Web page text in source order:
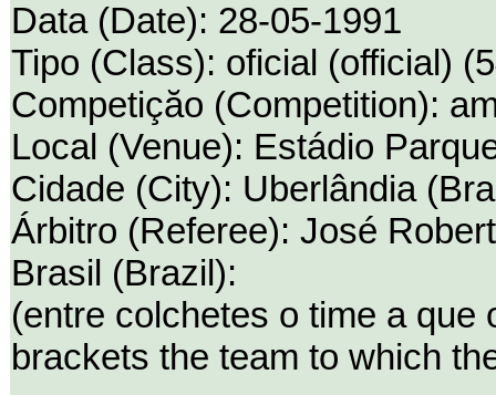
Data (Date): 28-05-1991
Tipo (Class): oficial (official)
Competiçăo (Competition):
Local (Venue): Estádio
Cidade (City): Uberlândia
Árbitro (Referee): José
Brasil (Brazil):
(entre colchetes o time a que
brackets the team to which